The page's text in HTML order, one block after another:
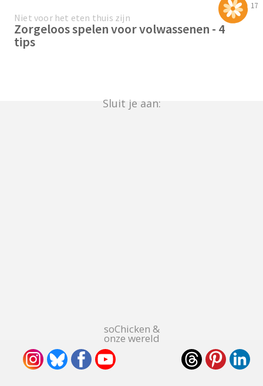
17
Niet voor het eten thuis zijn
Zorgeloos spelen voor volwassenen - 4
tips
Sluit je aan:
soChicken &
onze wereld